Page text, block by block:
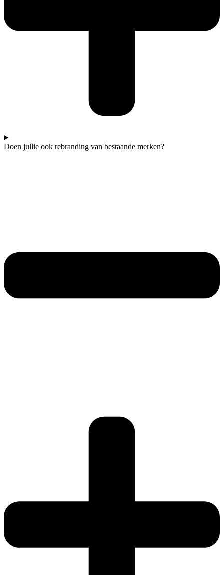
Doen jullie ook rebranding van bestaande merken?